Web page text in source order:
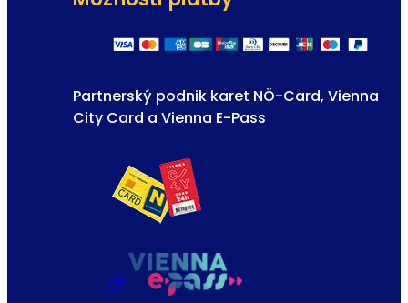
Partnerský podnik karet NÖ-Card, Vienna
City Card a Vienna E-Pass